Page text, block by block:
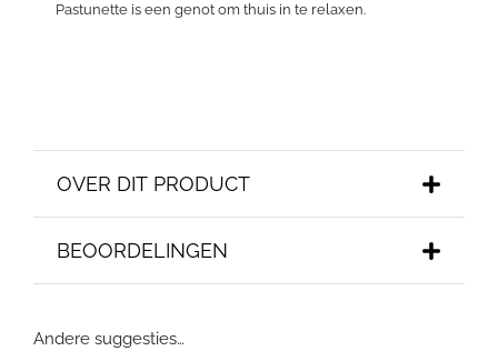
Pastunette is een genot om thuis in te relaxen.
OVER DIT PRODUCT
BEOORDELINGEN
Andere suggesties…